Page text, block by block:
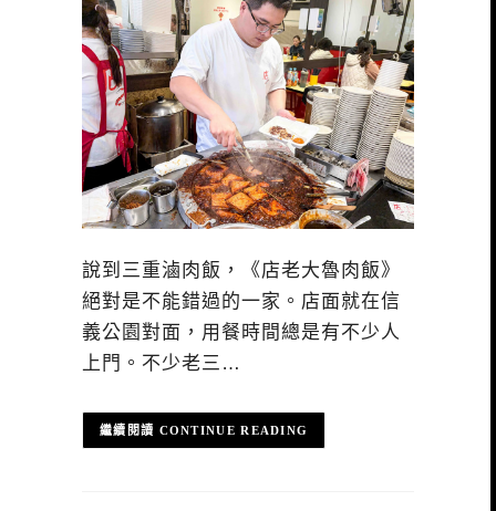
說到三重滷肉飯，《店老大魯肉飯》
絕對是不能錯過的一家。店面就在信
義公園對面，用餐時間總是有不少人
上門。不少老三…
CONTINUE READING